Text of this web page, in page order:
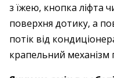
з їжею, кнопка ліфта
поверхня дотику, а
потік від
крапельний механізм